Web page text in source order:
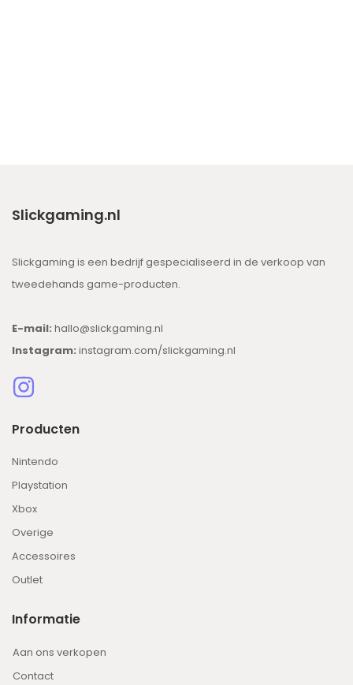
Slickgaming.nl
Slickgaming is een bedrijf gespecialiseerd in de verkoop van
tweedehands game-producten.
E-mail: hallo@slickgaming.nl
Instagram: instagram.com/slickgaming.nl
Producten
Nintendo
Playstation
Xbox
Overige
Accessoires
Outlet
Informatie
Aan ons verkopen
Contact